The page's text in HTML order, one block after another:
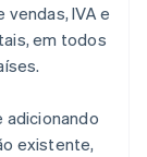
IVA e
em todos
adicionando
existente,